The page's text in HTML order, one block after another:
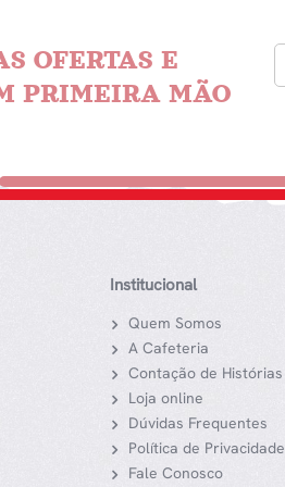
OFERTAS E
PRIMEIRA MÃO
Institucional
Quem Somos
A Cafeteria
Contação de Histórias
Loja online
Dúvidas Frequentes
Política de Privacidade
Fale Conosco